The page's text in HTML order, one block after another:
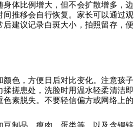
体比例增大，但不会扩散增多，边
推移会自行恢复。家长可以通过观
建议记录白斑大小，拍照留存，便
色，方便日后对比变化。注意孩子
搓患处，洗脸时用温水轻柔清洁即
素脱失。不要轻信偏方或网络上的